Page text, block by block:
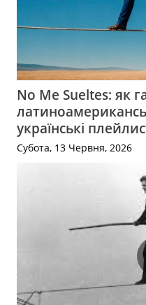
No Me Sueltes: як
українські
Субота, 13 Червня, 2026